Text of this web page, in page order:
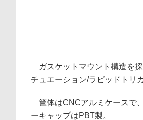
ガスケットマウント構造を
チュエーション/ラピッドトリ
筐体はCNCアルミケースで
ーキャップはPBT製。